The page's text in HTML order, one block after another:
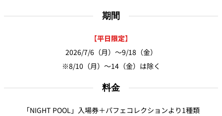
期間
【平日限定】
2026/7/6（月）～9/18（金）
※8/10（月）～14（金）は除く
料金
「NIGHT POOL」入場券＋パフェコレクションより1種類